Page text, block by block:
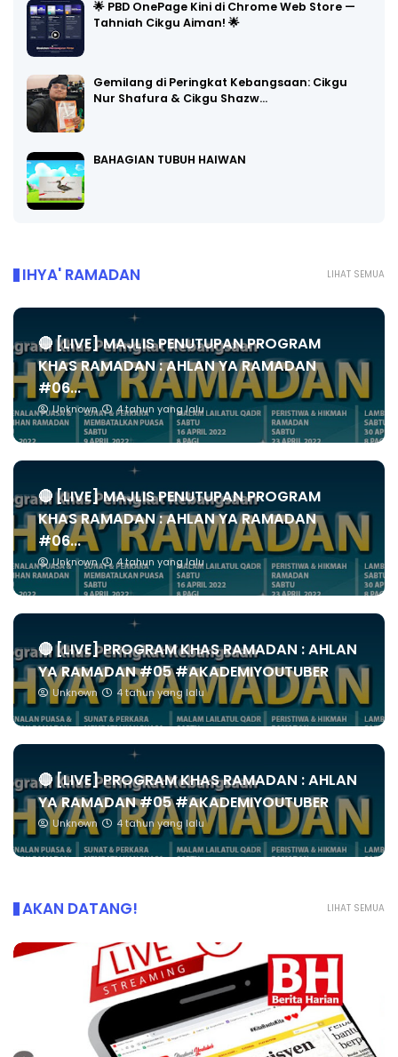
🌟 PBD OnePage Kini di Chrome Web Store —
Tahniah Cikgu Aiman! 🌟
Gemilang di Peringkat Kebangsaan: Cikgu
Nur Shafura & Cikgu Shazw…
BAHAGIAN TUBUH HAIWAN
LIHAT SEMUA
IHYA' RAMADAN
🔴 [LIVE] MAJLIS PENUTUPAN PROGRAM
KHAS RAMADAN : AHLAN YA RAMADAN
#06...
Unknown 4 tahun yang lalu
🔴 [LIVE] MAJLIS PENUTUPAN PROGRAM
KHAS RAMADAN : AHLAN YA RAMADAN
#06...
Unknown 4 tahun yang lalu
🔴 [LIVE] PROGRAM KHAS RAMADAN : AHLAN
YA RAMADAN #05 #AKADEMIYOUTUBER
Unknown 4 tahun yang lalu
🔴 [LIVE] PROGRAM KHAS RAMADAN : AHLAN
YA RAMADAN #05 #AKADEMIYOUTUBER
Unknown 4 tahun yang lalu
LIHAT SEMUA
AKAN DATANG!